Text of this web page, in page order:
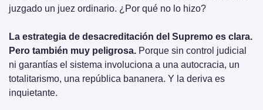
juzgado un juez ordinario. ¿Por qué no lo hizo?
La estrategia de desacreditación del Supremo es clara.
Pero también muy peligrosa. Porque sin control judicial
ni garantías el sistema involuciona a una autocracia, un
totalitarismo, una república bananera. Y la deriva es
inquietante.